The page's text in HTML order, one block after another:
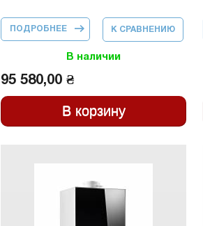
95 580,00 ₴
К СРАВНЕНИЮ
В наличии
ПОДРОБНЕЕ О ПАКЕТНОЕ
ПРЕДЛОЖЕНИЕ
GB172I-20KD
АРТ.1721701003